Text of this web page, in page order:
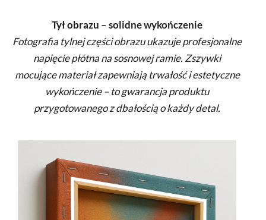
Tył obrazu – solidne wykończenie
Fotografia tylnej części obrazu ukazuje profesjonalne
napięcie płótna na sosnowej ramie. Zszywki
mocujące materiał zapewniają trwałość i estetyczne
wykończenie – to gwarancja produktu
przygotowanego z dbałością o każdy detal.